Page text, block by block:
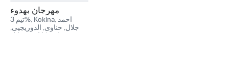
مهرجان بهدوء
تيم 3%, Kokina, احمد
جلال, حناوى, الدوريجيى,